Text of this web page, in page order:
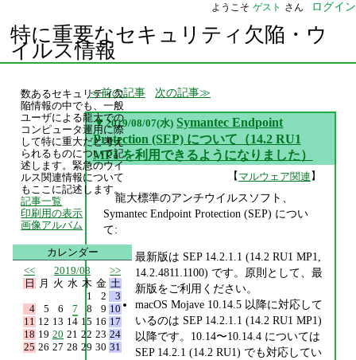
ようこそ ゲスト さん ログイン
特に重要なセキュリティ欠陥・ウ
イルス情報
前の記事 次の記事
▼ 2019/08/07(水) Symantec Endpoint
Protection (SEP) について（14.2 RU1
MP1 を利用できるようになりました）
【マルウェア関連】
龍大標準のアンチウイルスソフト、
Symantec Endpoint Protection (SEP) につい
て:
最新版は SEP 14.2.1.1 (14.2 RU1 MP1,
14.2.4811.1100) です。原則として、最
新版をご利用ください。
macOS Mojave 10.14.5 以降に対応して
いるのは SEP 14.2.1.1 (14.2 RU1 MP1)
以降です。10.14〜10.14.4 については
SEP 14.2.1 (14.2 RU1) でも対応してい
数あるセキュリティ欠
陥情報の中でも、一般
ユーザによる龍大での
コンピュータ運用に際
して特に重大だと考え
られるものについて記
述します。緊急のウイ
ルス関連情報について
もここに記述します。
記事一覧
印刷用の表示
画像アルバム
カレンダー
<<
2019/08
>>
日
月 火 水 木 金 土
1
2
3
4
5 6 7 8 9 10
11 12 13 14 15 16 17
18 19 20 21 22 23 24
25 26 27 28 29 30 31